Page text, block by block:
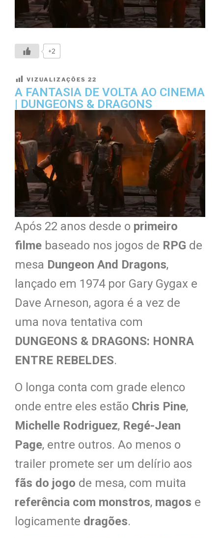
+2
VIZUALIZAÇÕES 22
A FANTASIA DE VOLTA AO CINEMA
| DUNGEONS & DRAGONS
Após 22 anos desde o primeiro
filme baseado nos jogos de RPG de
mesa Dungeon And Dragons,
lançado em 1974 por Gary Gygax e
Dave Arneson, agora é a vez de
uma nova tentativa com
DUNGEONS & DRAGONS: HONRA
ENTRE REBELDES.
O longa conta com grade elenco
onde entre eles estão Chris Pine,
Michelle Rodriguez, Regé-Jean
Page, entre outros. Ao menos o
trailer promete ser um delírio aos
fãs do jogo de mesa, com muita
referência com monstros, magos e
logicamente dragões.